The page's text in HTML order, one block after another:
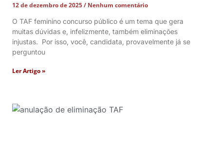
12 de dezembro de 2025
Nenhum comentário
O TAF feminino concurso público é um tema que gera
muitas dúvidas e, infelizmente, também eliminações
injustas. Por isso, você, candidata, provavelmente já se
perguntou
Ler Artigo »